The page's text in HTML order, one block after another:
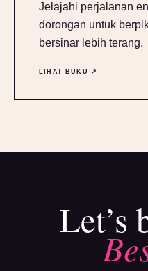
Jelajahi perjalanan
dorongan untuk
bersinar lebih terang.
LIHAT BUKU ↗
Let’s